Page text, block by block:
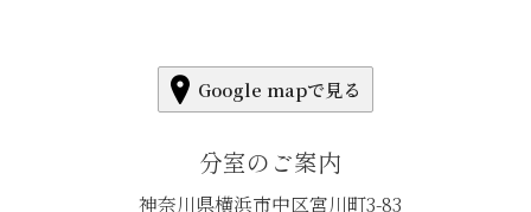
Google mapで見る
分室のご案内
神奈川県横浜市中区宮川町3-83